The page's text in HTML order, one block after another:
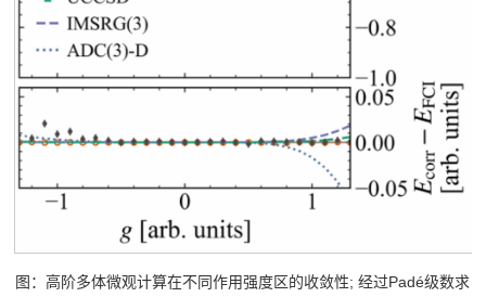
图：高阶多体微观计算在不同作用强度区的收敛性; 经过Padé级数求